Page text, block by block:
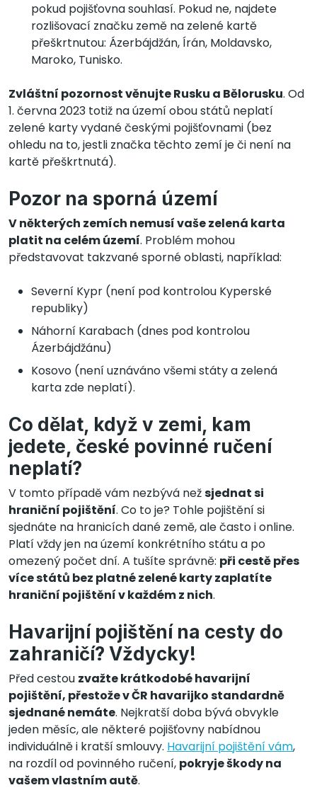
pokud pojišťovna souhlasí. Pokud ne, najdete
rozlišovací značku země na zelené kartě
přeškrtnutou: Ázerbájdžán, Írán, Moldavsko,
Maroko, Tunisko.
Zvláštní pozornost věnujte Rusku a Bělorusku. Od
1. června 2023 totiž na území obou států neplatí
zelené karty vydané českými pojišťovnami (bez
ohledu na to, jestli značka těchto zemí je či není na
kartě přeškrtnutá).
Pozor na sporná území
V některých zemích nemusí vaše zelená karta
platit na celém území. Problém mohou
představovat takzvané sporné oblasti, například:
Severní Kypr (není pod kontrolou Kyperské
republiky)
Náhorní Karabach (dnes pod kontrolou
Ázerbájdžánu)
Kosovo (není uznáváno všemi státy a zelená
karta zde neplatí).
Co dělat, když v zemi, kam
jedete, české povinné ručení
neplatí?
V tomto případě vám nezbývá nežsjednat si
hraniční pojištění. Co to je? Tohle pojištění si
sjednáte na hranicích dané země, ale často i online.
Platí vždy jen na území konkrétního státu a po
omezený počet dní. A tušíte správně: při cestě přes
více států bez platné zelené karty zaplatíte
hraniční pojištění v každém z nich.
Havarijní pojištění na cesty do
zahraničí? Vždycky!
Před cestou zvažte krátkodobé havarijní
pojištění, přestože v ČR havarijko standardně
sjednané nemáte. Nejkratší doba bývá obvykle
jeden měsíc, ale některé pojišťovny nabídnou
individuálně i kratší smlouvy. Havarijní pojištění vám,
na rozdíl od povinného ručení, pokryje škody na
vašem vlastním autě.